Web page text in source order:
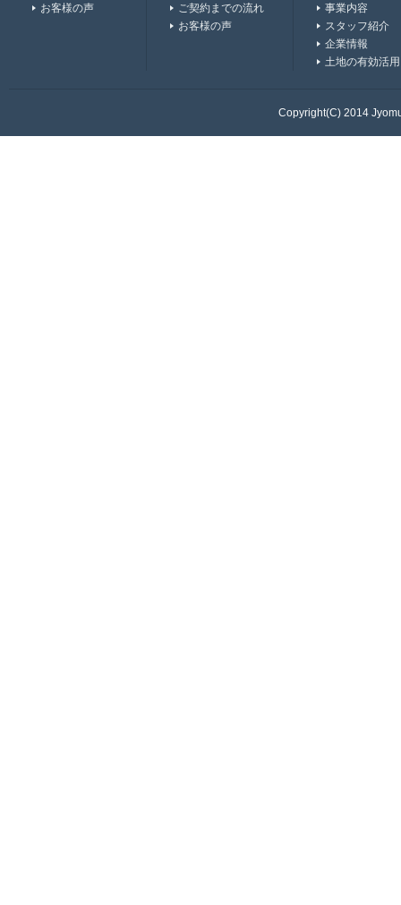
お客様の声
ご契約までの流れ
お客様の声
事業内容
スタッフ紹介
企業情報
土地の有効活用
Copyright(C) 2014